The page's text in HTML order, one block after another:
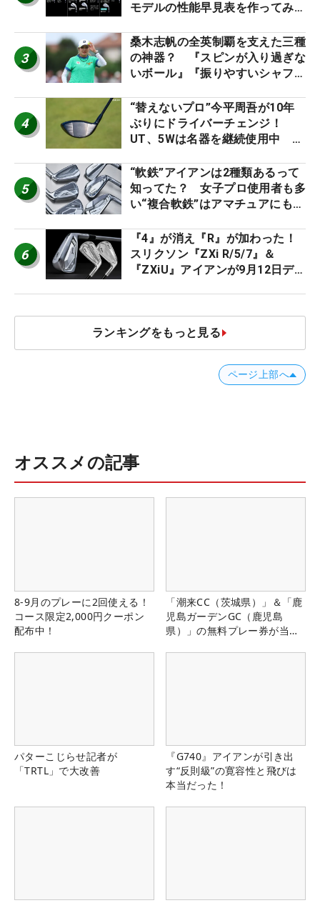
モデルの性能早見表を作ってみ
3
桑木志帆の全英制覇を支えた三種
の神器？ 『スピンが入り過ぎな
いボール』『振りやすいシャフ
ー』 #女子プロセッティング
4
“替えないプロ”今平周吾が10年
ぶりにドライバーチェンジ！
UT、5Wは名器を継続使用中 #
5
“軟鉄”アイアンは2種類あるって
知ってた？ 女子プロ使用者も多
い“複合軟鉄”はアマチュアにもオ
6
『4』が消え『R』が加わった！
スリクソン『ZXi R/5/7』＆
『ZXiU』アイアンが9月12日デ
ランキングをもっと見る
ページ上部へ
オススメの記事
8-9月のプレーに2回使える！
コース限定2,000円クーポン
配布中！
「潮来CC（茨城県）」＆「鹿
児島ガーデンGC（鹿児島
県）」の無料プレー券が当た
パターこじらせ記者が
「TRTL」で大改善
『G740』アイアンが引き出
す“反則級”の寛容性と飛びは
本当だった！